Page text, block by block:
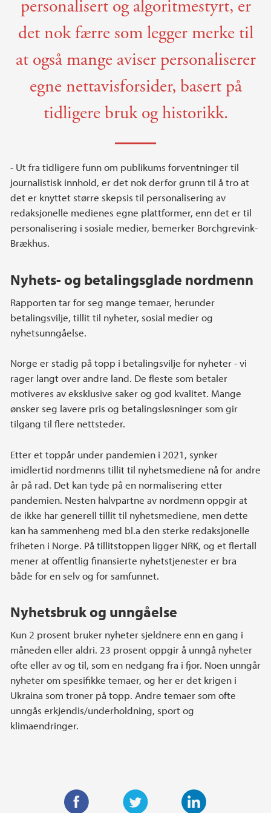
personalisert og algoritmestyrt, er
det nok færre som legger merke til
at også mange aviser personaliserer
egne nettavisforsider, basert på
tidligere bruk og historikk.
- Ut fra tidligere funn om publikums forventninger til
journalistisk innhold, er det nok derfor grunn til å tro at
det er knyttet større skepsis til personalisering av
redaksjonelle medienes egne plattformer, enn det er til
personalisering i sosiale medier, bemerker Borchgrevink-
Brækhus.
Nyhets- og betalingsglade nordmenn
Rapporten tar for seg mange temaer, herunder
betalingsvilje, tillit til nyheter, sosial medier og
nyhetsunngåelse.
Norge er stadig på topp i betalingsvilje for nyheter - vi
rager langt over andre land. De fleste som betaler
motiveres av eksklusive saker og god kvalitet. Mange
ønsker seg lavere pris og betalingsløsninger som gir
tilgang til flere nettsteder.
Etter et toppår under pandemien i 2021, synker
imidlertid nordmenns tillit til nyhetsmediene nå for andre
år på rad. Det kan tyde på en normalisering etter
pandemien. Nesten halvpartne av nordmenn oppgir at
de ikke har generell tillit til nyhetsmediene, men dette
kan ha sammenheng med bl.a den sterke redaksjonelle
friheten i Norge. På tillitstoppen ligger NRK, og et flertall
mener at offentlig finansierte nyhetstjenester er bra
både for en selv og for samfunnet.
Nyhetsbruk og unngåelse
Kun 2 prosent bruker nyheter sjeldnere enn en gang i
måneden eller aldri. 23 prosent oppgir å unngå nyheter
ofte eller av og til, som en nedgang fra i fjor. Noen unngår
nyheter om spesifikke temaer, og her er det krigen i
Ukraina som troner på topp. Andre temaer som ofte
unngås erkjendis/underholdning, sport og
klimaendringer.